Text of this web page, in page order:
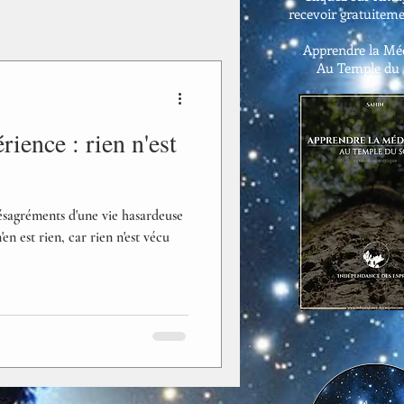
: rien n'est
d'une vie hasardeuse
est rien, car rien n'est vécu
recevoir
Apprendre la
Au Temple